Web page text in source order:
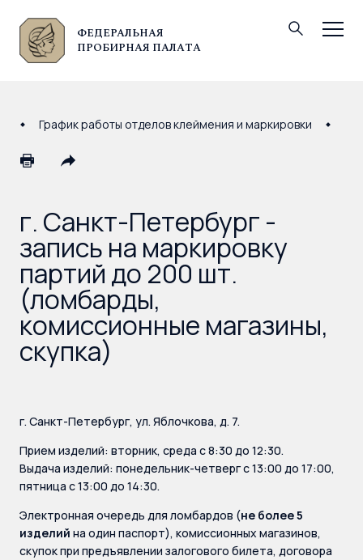
ФЕДЕРАЛЬНАЯ
ПРОБИРНАЯ ПАЛАТА
© Федеральная пробирная палата, 2026
График работы отделов клеймения и маркировки
г. Санкт-Петербург -
запись на маркировку
партий до 200 шт.
(ломбарды,
комиссионные магазины,
скупка)
г. Санкт-Петербург, ул. Яблочкова, д. 7.
Прием изделий: вторник, среда с 8:30 до 12:30.
Выдача изделий: понедельник-четверг с 13:00 до 17:00,
пятница с 13:00 до 14:30.
Электронная очередь для ломбардов (не более 5
изделий на один паспорт), комиссионных магазинов,
скупок при предъявлении залогового билета, договора